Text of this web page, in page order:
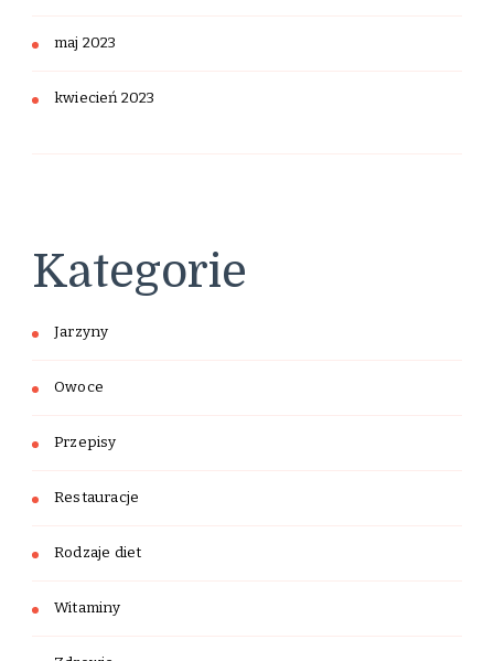
maj 2023
kwiecień 2023
Kategorie
Jarzyny
Owoce
Przepisy
Restauracje
Rodzaje diet
Witaminy